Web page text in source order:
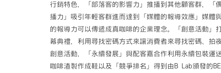
行銷特色，「部落客的影響力」推播到其他顧客群，「
播力」吸引年輕客群進而達到「媒體的報導效應」媒體
的報導力可以傳遞成真咖啡的企業理念。「創意活動」
幕典禮，利用尋找密碼方式來讓消費者來尋找密碼、拍
創意活動，「永續發展」與配客嘉合作利用永續包裝運
咖啡渣製作成鞋以及「競爭排名」得到由B Lab頒發的